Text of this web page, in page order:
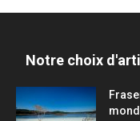
Notre choix